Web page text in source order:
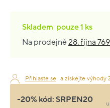
Skladem pouze1 ks
Na prodejně28. října
Přihlaste se a získejte výhody
-20% kód: SRPEN20